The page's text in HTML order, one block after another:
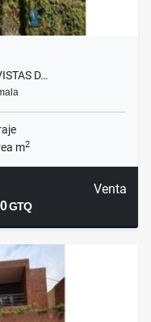
D…
m2
Venta
GTQ